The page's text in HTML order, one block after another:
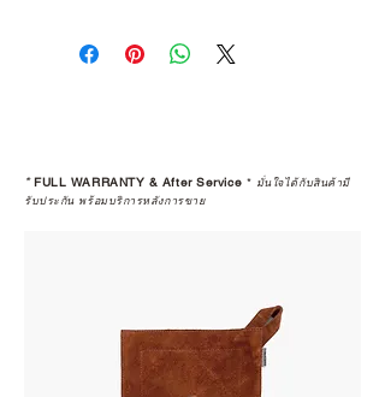
*FULL WARRANTY & After Service * มั่นใจได้กับสินค้ามี
รับประกัน พร้อมบริการหลังการขาย